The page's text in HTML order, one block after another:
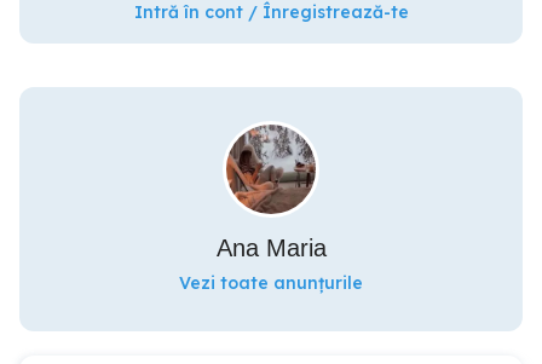
Intră în cont / Înregistrează-te
Ana Maria
Vezi toate anunțurile